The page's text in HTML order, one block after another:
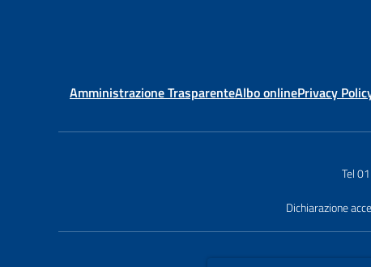
Amministrazione TrasparenteAlbo onlinePrivacy
Tel
Dichiarazione